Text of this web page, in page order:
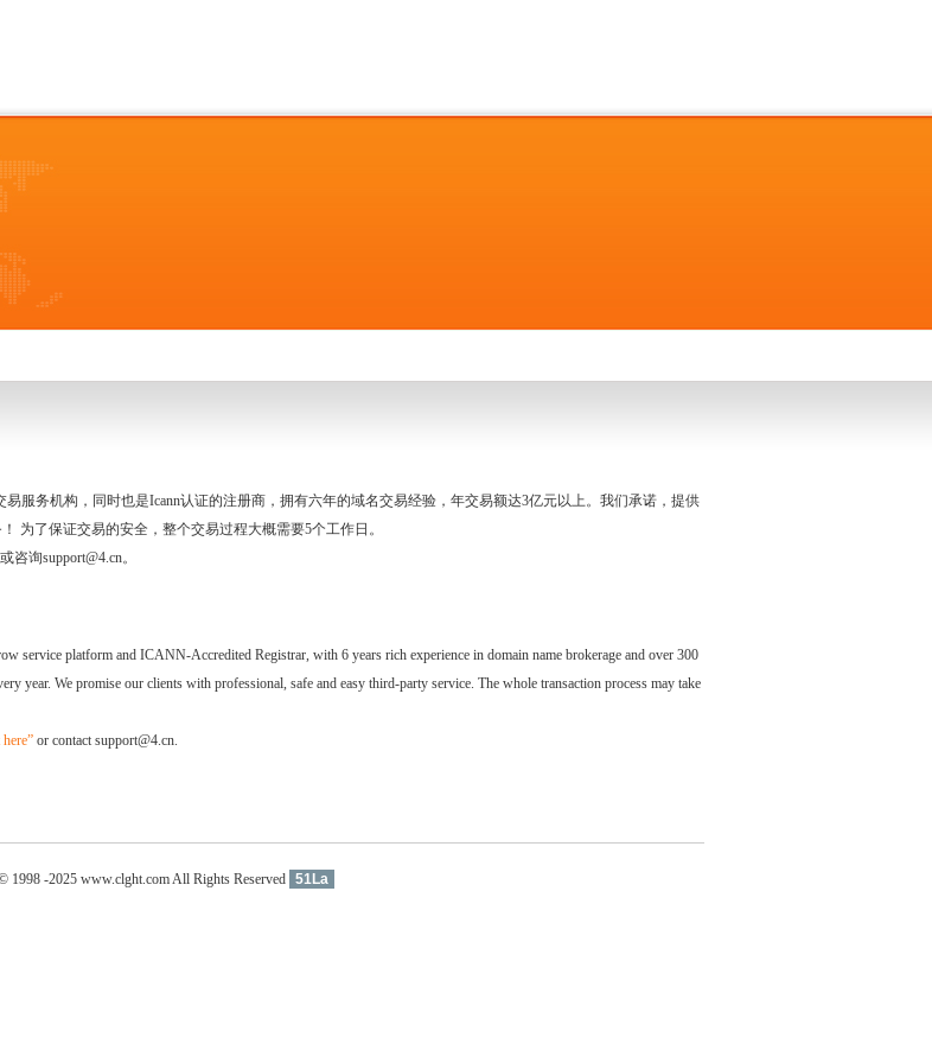
易服务机构，同时也是Icann认证的注册商，拥有六年的域名交易经验，年交易额达3亿元以上。我们承诺，提供
为了保证交易的安全，整个交易过程大概需要5个工作日。
咨询support@4.cn。
service platform and ICANN-Accredited Registrar, with 6 years rich experience in domain name brokerage and over 300
year. We promise our clients with professional, safe and easy third-party service. The whole transaction process may take
or contact support@4.cn.
1998 -2025 www.clght.com All Rights Reserved 51La